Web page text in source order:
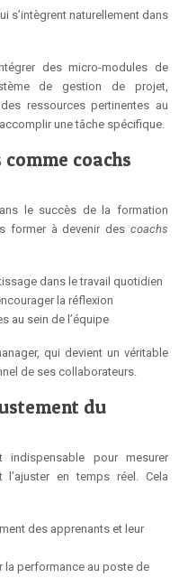
s’intègrent naturellement dans
des micro-modules de
de gestion de projet,
ressources pertinentes au
une tâche spécifique.
coachs
le succès de la formation
former à devenir des coachs
dans le travail quotidien
la réflexion
au sein de l’équipe
qui devient un véritable
de ses collaborateurs.
du
indispensable pour mesurer
en temps réel. Cela
des apprenants et leur
la performance au poste de